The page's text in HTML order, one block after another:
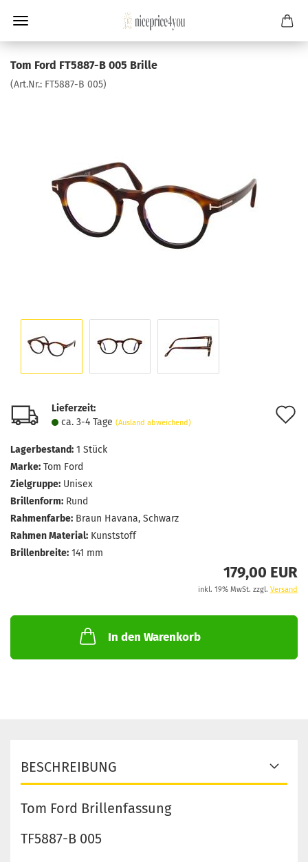
Tom Ford FT5887-B 005 Brille
(Art.Nr.: FT5887-B 005)
Lieferzeit:
ca. 3-4 Tage (Ausland abweichend)
Lagerbestand: 1 Stück
Marke: Tom Ford
Zielgruppe: Unisex
Brillenform: Rund
Rahmenfarbe: Braun Havana, Schwarz
Rahmen Material: Kunststoff
Brillenbreite: 141 mm
179,00 EUR
inkl. 19% MwSt. zzgl. Versand
In den Warenkorb
BESCHREIBUNG
Tom Ford Brillenfassung
TF5887-B 005